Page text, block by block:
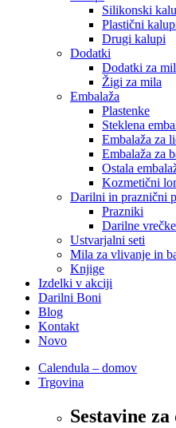
Silikonski
Plastični
Drugi kalupi
Dodatki
Dodatki za
Žigi za mila
Embalaža
Plastenke
Steklena
Embalaža za
Embalaža za
Ostala
Kozmetični
Darilni in praznični
Prazniki
Darilne vrečke
Ustvarjalni seti
Mila za vlivanje in
Knjige
Izdelki v akciji
Darilni Boni
Blog
Kontakt
Novo
Calendula – domov
Trgovina
Sestavine